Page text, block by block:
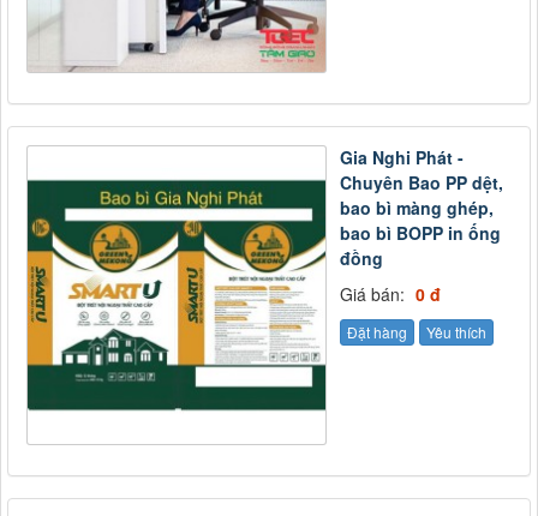
Gia Nghi Phát -
Chuyên Bao PP dệt,
bao bì màng ghép,
bao bì BOPP in ống
đồng
Giá bán: 0 đ
Đặt hàng Yêu thích